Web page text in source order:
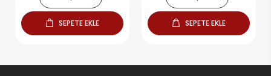
SEPETE EKLE SEPETE EKLE